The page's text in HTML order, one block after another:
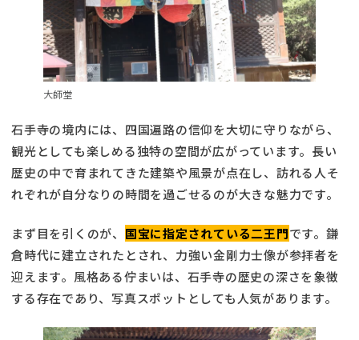
大師堂
石手寺の境内には、四国遍路の信仰を大切に守りながら、
観光としても楽しめる独特の空間が広がっています。長い
歴史の中で育まれてきた建築や風景が点在し、訪れる人そ
れぞれが自分なりの時間を過ごせるのが大きな魅力です。
まず目を引くのが、 国宝に指定されている二王門です。鎌
倉時代に建立されたとされ、力強い金剛力士像が参拝者を
迎えます。風格ある佇まいは、石手寺の歴史の深さを象徴
する存在であり、写真スポットとしても人気があります。